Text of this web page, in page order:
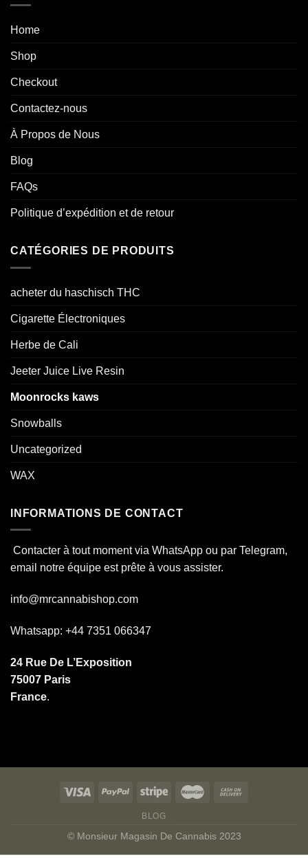
Home
Shop
Checkout
Contactez-nous
À Propos de Nous
Blog
FAQs
Politique d’expédition et de retour
CATÉGORIES DE PRODUITS
acheter du haschisch THC
Cigarette Électroniques
Herbe de Cali
Jeeter Juice Live Resin
Moonrocks kaws
Snowballs
Uncategorized
WAX
INFORMATIONS DE CONTACT
Contacter à tout moment via WhatsApp ou par Telegram,
email notre équipe est prête à vous assister.
info@mrcannabishop.com
Whatsapp: +44 7351 066347
24 Rue De L’Exposition
75007 Paris
France.
BLOG
© Monsieur Magasin De Cannabis 2023